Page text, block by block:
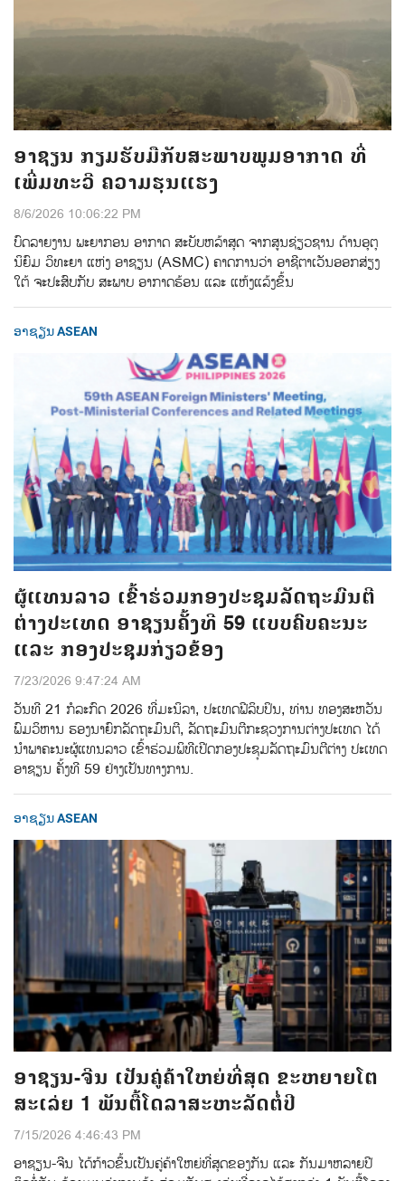
ອາຊຽນ ກຽມຮັບມືກັບສະພາບພູມອາກາດ ທີ່
ເພີ່ມທະວີ ຄວາມຮຸນແຮງ
8/6/2026 10:06:22 PM
ບົດລາຍງານ ພະຍາກອນ ອາກາດ ສະບັບຫລ້າສຸດ ຈາກສູນຊ່ຽວຊານ ດ້ານອຸຕຸ
ນິຍົມ ວິທະຍາ ແຫ່ງ ອາຊຽນ (ASMC) ຄາດການວ່າ ອາຊີຕາເວັນອອກສ່ຽງ
ໃຕ້ ຈະປະສົບກັບ ສະພາບ ອາກາດຮ້ອນ ແລະ ແຫ້ງແລ້ງຂຶ້ນ
ອາຊຽນ ASEAN
ຜູ້ແທນລາວ ເຂົ້າຮ່ວມກອງປະຊຸມລັດຖະມົນຕີ
ຕ່າງປະເທດ ອາຊຽນຄັ້ງທີ 59 ແບບຄົບຄະນະ
ແລະ ກອງປະຊຸມກ່ຽວຂ້ອງ
7/23/2026 9:47:24 AM
ວັນທີ 21 ກໍລະກົດ 2026 ທີ່ມະນິລາ, ປະເທດຟີລິບປິນ, ທ່ານ ທອງສະຫວັນ
ພົມວິຫານ ຮອງນາຍົກລັດຖະມົນຕີ, ລັດຖະມົນຕີກະຊວງການຕ່າງປະເທດ ໄດ້
ນຳພາຄະນະຜູ້ແທນລາວ ເຂົ້າຮ່ວມພິທີເປີດກອງປະຊຸມລັດຖະມົນຕີຕ່າງ ປະເທດ
ອາຊຽນ ຄັ້ງທີ 59 ຢ່າງເປັນທາງການ.
ອາຊຽນ ASEAN
ອາຊຽນ-ຈີນ ເປັນຄູ່ຄ້າໃຫຍ່ທີ່ສຸດ ຂະຫຍາຍໂຕ
ສະເລ່ຍ 1 ພັນຕື້ໂດລາສະຫະລັດຕໍ່ປີ
7/15/2026 4:46:43 PM
ອາຊຽນ-ຈີນ ໄດ້ກ້າວຂຶ້ນເປັນຄູ່ຄ້າໃຫຍ່ທີ່ສຸດຂອງກັນ ແລະ ກັນມາຫລາຍປີ